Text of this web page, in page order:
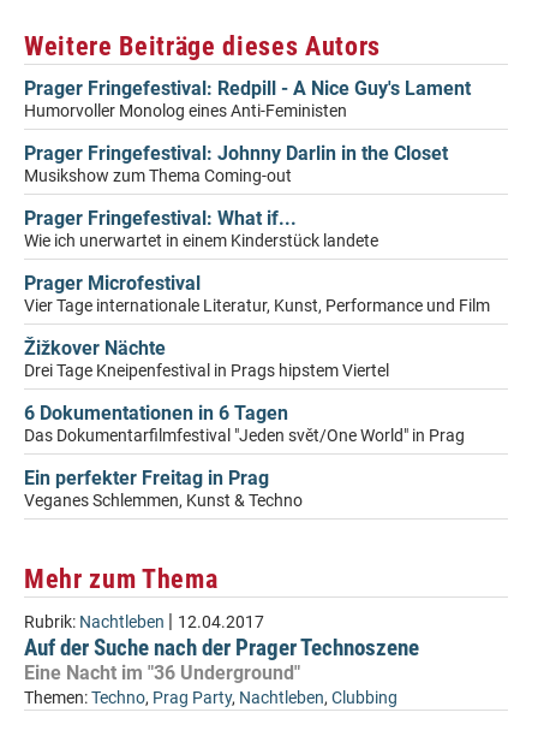
Weitere Beiträge dieses Autors
Prager Fringefestival: Redpill - A Nice Guy's Lament
Humorvoller Monolog eines Anti-Feministen
Prager Fringefestival: Johnny Darlin in the Closet
Musikshow zum Thema Coming-out
Prager Fringefestival: What if...
Wie ich unerwartet in einem Kinderstück landete
Prager Microfestival
Vier Tage internationale Literatur, Kunst, Performance und Film
Žižkover Nächte
Drei Tage Kneipenfestival in Prags hipstem Viertel
6 Dokumentationen in 6 Tagen
Das Dokumentarfilmfestival "Jeden svět/One World" in Prag
Ein perfekter Freitag in Prag
Veganes Schlemmen, Kunst & Techno
Mehr zum Thema
Rubrik: Nachtleben | 12.04.2017
Auf der Suche nach der Prager Technoszene
Eine Nacht im "36 Underground"
Themen:Techno, Prag Party, Nachtleben, Clubbing